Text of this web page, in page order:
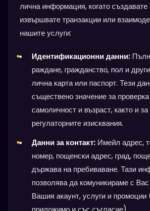
лична информация, когато създавате
извършвате транзакции или
нашите услуги:
Идентификационни данни:
раждане, гражданство, пол и
лична карта или паспорт. Тези
съществено значение за
самоличност и възраст, както и
регулаторните изисквания.
Данни за контакт: Имейл адрес,
номер, пощенски адрес, град,
държава на пребиваване. Тази
позволява да комуникираме с
Вашия акаунт, услуги и промоции